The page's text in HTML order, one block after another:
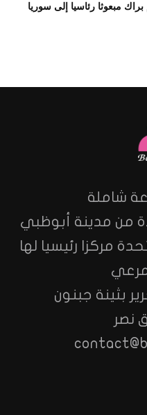
مبعوثا رئاسيا إلى سوريا
شاملة
من مدينة أبوظبي
مركزا رئيسيا لها
مرعي
بثينة جبنون
نصر